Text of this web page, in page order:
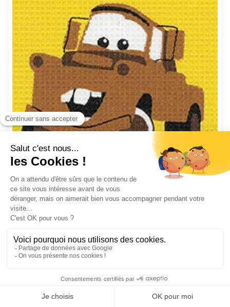
Kit canevas pour débutant matter - cars disney -
Vervaco
PN-0014543
canevas gros trous pour enfant
Taille du dessin 12,50 x 16 cm